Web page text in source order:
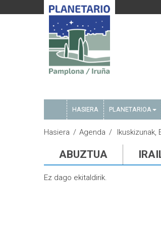
HASIERA PLANETARIOA
Hasiera Agenda Ikuskizunak,
ABUZTUA
Ez dago ekitaldirik.